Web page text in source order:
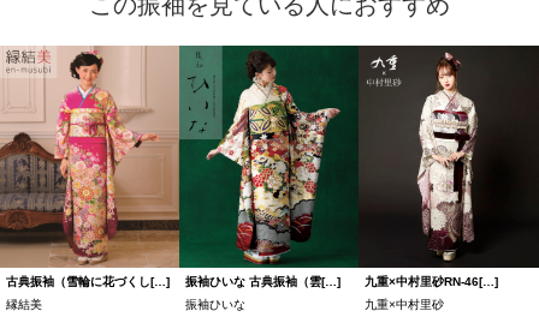
古典振袖（雪輪に花づくし[…]
縁結美
振袖ひいな 古典振袖（雲[…]
振袖ひいな
九重×中村里砂RN-46[…]
九重×中村里砂